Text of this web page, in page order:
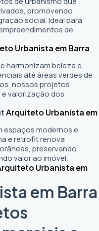
promovendo
social. Ideal para
de
Urbanista em Barra
harmonizam beleza e
até áreas verdes de
nossos projetos
valorização dos
Arquiteto Urbanista em
espaços modernos e
e retrofit renova
preservando
valor ao imóvel.
Urbanista em
em Barra